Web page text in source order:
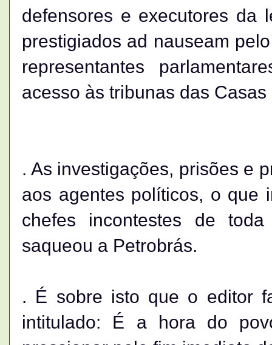
defensores e executores da
prestigiados ad nauseam
representantes
acesso às tribunas das
. As investigações, prisões e
aos agentes políticos, o que
chefes incontestes de
saqueou a Petrobrás.
. É sobre isto que o editor
intitulado: É a hora do